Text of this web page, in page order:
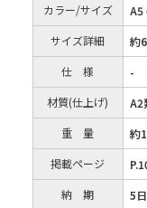
カラー/サイズ
サイズ詳細
約
仕 様
-
材質(仕上げ)
A2
重 量
約
掲載ページ
納 期
5日